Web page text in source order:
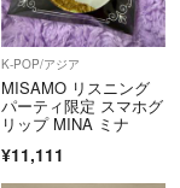
K-POP/アジア
MISAMO リスニング
パーティ限定 スマホグ
リップ MINA ミナ
¥11,111